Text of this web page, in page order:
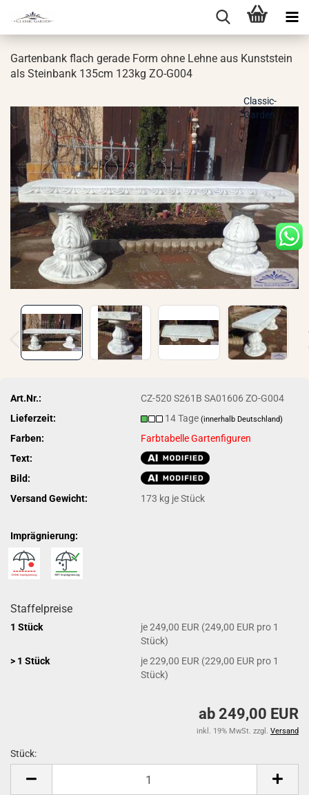
Gar­ten­bank flach ge­ra­de Form ohne Lehne aus Kunst­stein
als Stein­bank 135cm 123kg ZO-​G004
Classic-
Garden
Art.Nr.:
CZ-520 S261B SA01606 ZO-G004
Lieferzeit:
14 Tage(innerhalb Deutschland)
Farben:
Farbtabelle Gartenfiguren
Text:
Bild:
Versand Gewicht:
173 kg je Stück
Imprägnierung:
Staffelpreise
1 Stück
je 249,00 EUR (249,00 EUR pro 1
Stück)
> 1 Stück
je 229,00 EUR (229,00 EUR pro 1
Stück)
ab 249,00 EUR
inkl. 19% MwSt. zzgl. Versand
Stück: